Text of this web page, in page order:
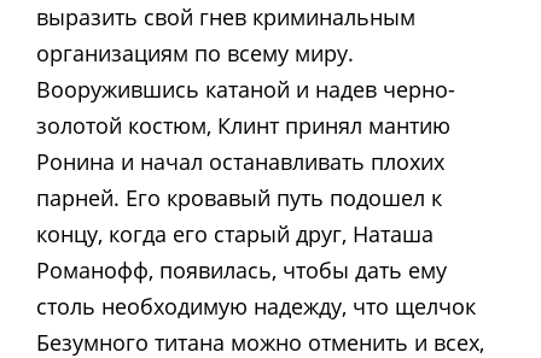
выразить свой гнев криминальным
организациям по всему миру.
Вооружившись катаной и надев черно-
золотой костюм, Клинт принял мантию
Ронина и начал останавливать плохих
парней. Его кровавый путь подошел к
концу, когда его старый друг, Наташа
Романофф, появилась, чтобы дать ему
столь необходимую надежду, что щелчок
Безумного титана можно отменить и всех,